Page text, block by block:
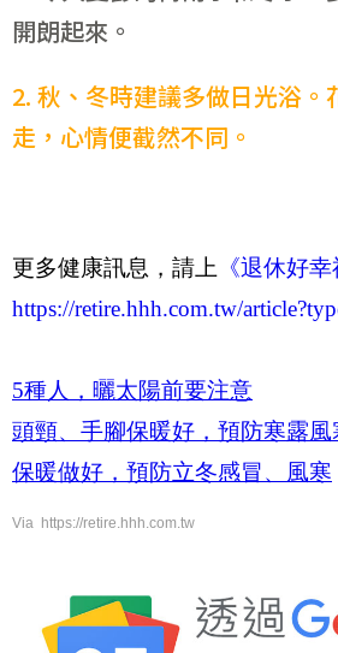
開朗起來。
2. 秋、冬時建議多做日光浴。
走，心情便截然不同。
更多健康訊息，請上 《退休好幸
https://retire.hhh.com.tw/
5種人，曬太陽前要注意
頭頸、手腳保暖好，預防寒露風
保暖做好，預防立冬感冒、風寒
Via https://retire.hhh.com.tw